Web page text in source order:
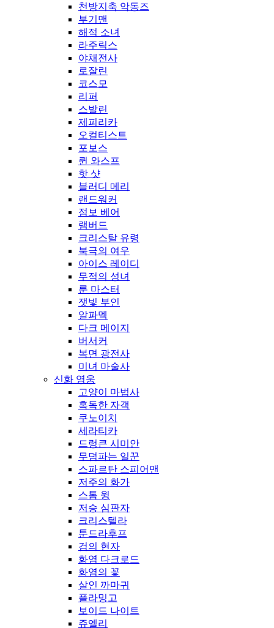
천방지축 악동즈
부기맨
해적 소녀
라주릭스
야채전사
로잘린
코스모
리퍼
스발린
제피리카
오컬티스트
포보스
퀸 와스프
핫 샷
블러디 메리
랜드워커
점보 베어
램버드
크리스탈 유령
북극의 여우
아이스 레이디
무적의 성녀
룬 마스터
잿빛 부인
알파멕
다크 메이지
버서커
복면 광전사
미녀 마술사
신화 영웅
고양이 마법사
혹독한 자객
쿠노이치
세라티카
드렁큰 시미안
무덤파는 일꾼
스파르탄 스피어맨
저주의 화가
스톰 윙
저승 심판자
크리스텔라
툰드라후프
검의 현자
화염 다크로드
화염의 꽃
살인 까마귀
플라밍고
보이드 나이트
쥬엘리